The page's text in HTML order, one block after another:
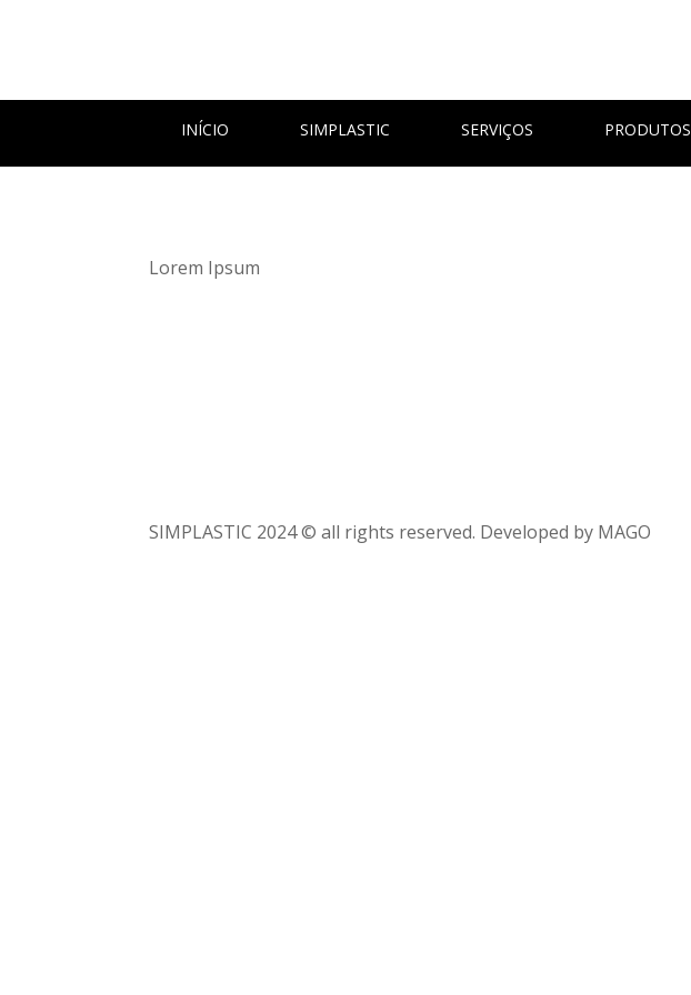
INÍCIO SIMPLASTIC SERVIÇOS PRODUTOS
Lorem Ipsum
SIMPLASTIC 2024 © all rights reserved. Developed by MAGO